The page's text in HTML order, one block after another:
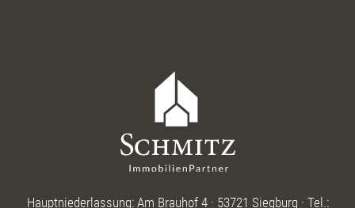
Hauptniederlassung: Am Brauhof 4 · 53721 Siegburg · Tel.: